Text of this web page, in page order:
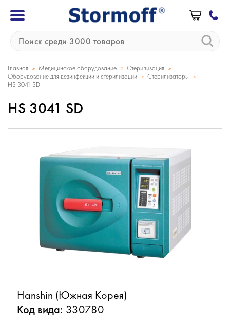
Главная » Медицинское оборудование » Стерилизация »
Оборудование для дезинфекции и стерилизации » Стерилизаторы »
HS 3041 SD
HS 3041 SD
Hanshin (Южная Корея)
Код вида: 330780